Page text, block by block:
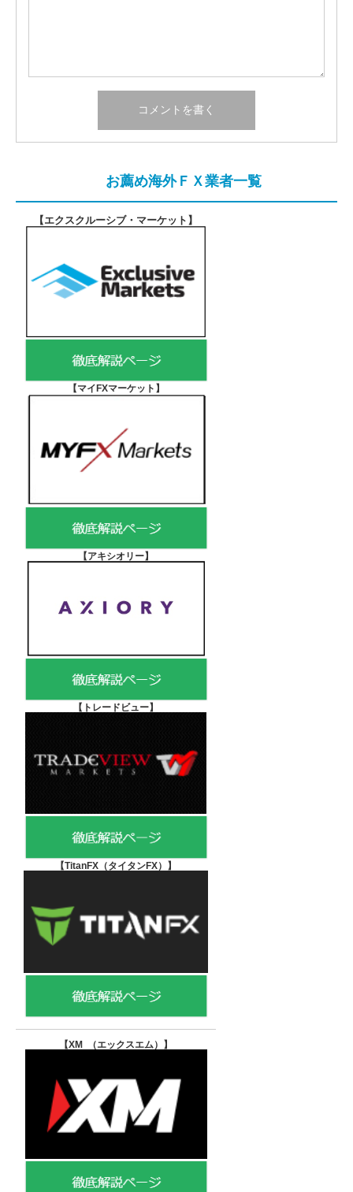
お薦め海外ＦＸ業者一覧
【エクスクルーシブ・マーケット 】
【マイFXマーケット 】
【アキシオリー】
【 トレードビュー】
【TitanFX（タイタンFX） 】
【XM （エックスエム） 】